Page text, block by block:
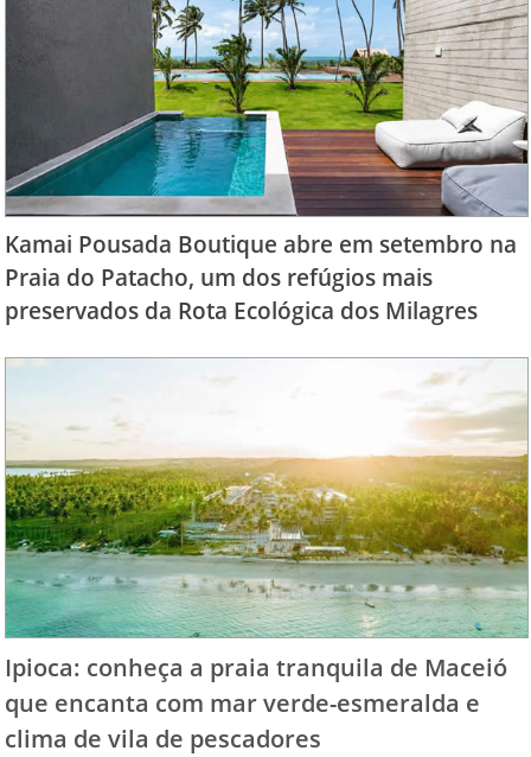
Kamai Pousada Boutique abre em setembro na
Praia do Patacho, um dos refúgios mais
preservados da Rota Ecológica dos Milagres
Ipioca: conheça a praia tranquila de Maceió
que encanta com mar verde-esmeralda e
clima de vila de pescadores